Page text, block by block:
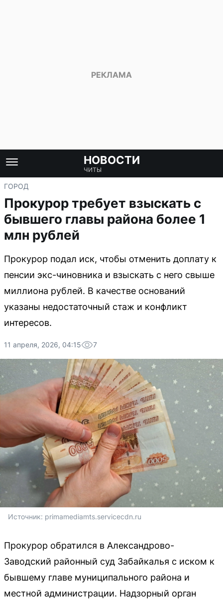
НОВОСТИ
ЧИТЫ
ГОРОД
Прокурор требует взыскать с
бывшего главы района более 1
млн рублей
Прокурор подал иск, чтобы отменить доплату к
пенсии экс-чиновника и взыскать с него свыше
миллиона рублей. В качестве оснований
указаны недостаточный стаж и конфликт
интересов.
11 апреля, 2026, 04:15 7
Источник: primamediamts.servicecdn.ru
Прокурор обратился в Александрово-
Заводский районный суд Забайкалья с иском к
бывшему главе муниципального района и
местной администрации. Надзорный орган